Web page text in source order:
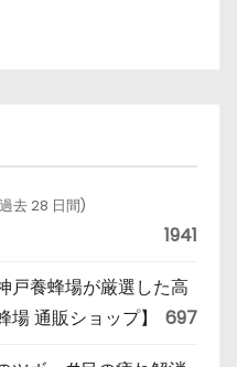
去 28 日間)
1941
戸養蜂場が厳選した高
通販ショップ】
697